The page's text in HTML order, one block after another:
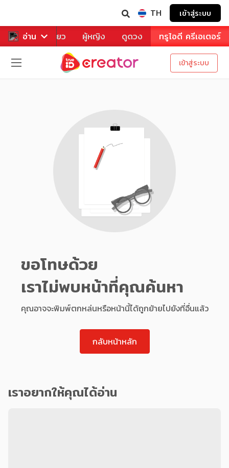
TH เข้าสู่ระบบ
อ่าน
หาร ท่องเที่ยว ผู้หญิง ดูดวง ทรูไอดี ครีเอเตอร์
เข้าสู่ระบบ
ขอโทษด้วย
เราไม่พบหน้าที่คุณค้นหา
คุณอาจจะพิมพ์ตกหล่นหรือหน้านี้ได้ถูกย้ายไปยังที่อื่นแล้ว
กลับหน้าหลัก
เราอยากให้คุณได้อ่าน